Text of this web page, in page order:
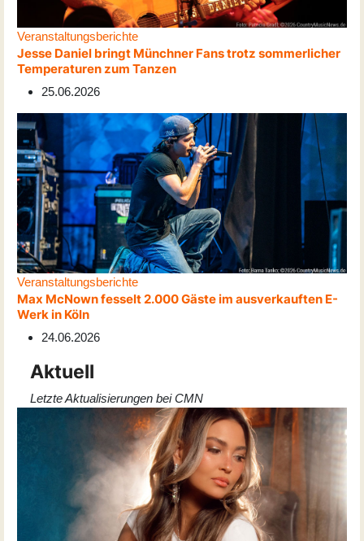
Veranstaltungsberichte
Jesse Daniel bringt Münchner Fans trotz sommerlicher
Temperaturen zum Tanzen
25.06.2026
Veranstaltungsberichte
Max McNown fesselt 2.000 Gäste im ausverkauften E-
Werk in Köln
24.06.2026
Aktuell
Letzte Aktualisierungen bei CMN